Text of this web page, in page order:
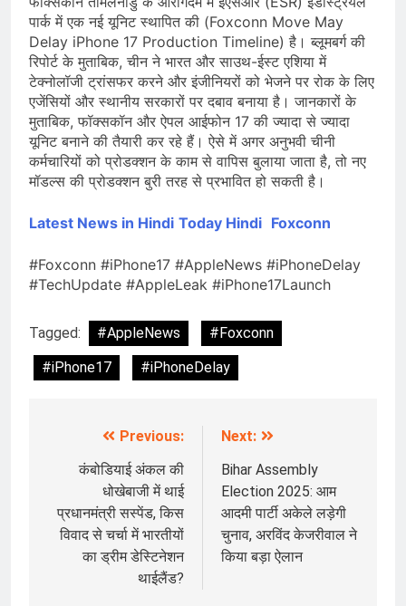
पार्क में एक नई यूनिट स्थापित की (Foxconn Move May
Delay iPhone 17 Production Timeline) है। ब्लूमबर्ग की
रिपोर्ट के मुताबिक, चीन ने भारत और साउथ-ईस्ट एशिया में
टेक्नोलॉजी ट्रांसफर करने और इंजीनियरों को भेजने पर रोक के लिए
एजेंसियों और स्थानीय सरकारों पर दबाव बनाया है। जानकारों के
मुताबिक, फॉक्सकॉन और ऐपल आईफोन 17 की ज्यादा से ज्यादा
यूनिट बनाने की तैयारी कर रहे हैं। ऐसे में अगर अनुभवी चीनी
कर्मचारियों को प्रोडक्शन के काम से वापिस बुलाया जाता है, तो नए
मॉडल्स की प्रोडक्शन बुरी तरह से प्रभावित हो सकती है।
Latest News in Hindi Today Hindi Foxconn
#Foxconn #iPhone17 #AppleNews #iPhoneDelay
#TechUpdate #AppleLeak #iPhone17Launch
Tagged: #AppleNews
#Foxconn
#iPhone17
#iPhoneDelay
navigation
Previous:
कंबोडियाई अंकल की
धोखेबाजी में थाई
प्रधानमंत्री सस्पेंड, किस
विवाद से चर्चा में भारतीयों
का ड्रीम डेस्टिनेशन
थाईलैंड?
Next:
Bihar Assembly
Election 2025: आम
आदमी पार्टी अकेले लड़ेगी
चुनाव, अरविंद केजरीवाल ने
किया बड़ा ऐलान